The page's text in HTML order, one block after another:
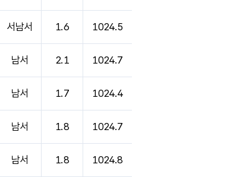
서남서 1.6 1024.5
남서 2.1 1024.7
남서 1.7 1024.4
남서 1.8 1024.7
남서 1.8 1024.8